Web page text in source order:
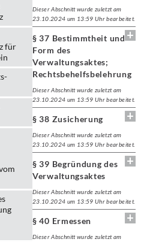
für
Dieser Abschnitt wurde zuletzt am
23.10.2024 um 13:59 Uhr bearbeitet.
§ 37 Bestimmtheit und
Form des
Verwaltungsaktes;
Rechtsbehelfsbelehrung
Dieser Abschnitt wurde zuletzt am
23.10.2024 um 13:59 Uhr bearbeitet.
§ 38 Zusicherung
Dieser Abschnitt wurde zuletzt am
23.10.2024 um 13:59 Uhr bearbeitet.
§ 39 Begründung des
Verwaltungsaktes
Dieser Abschnitt wurde zuletzt am
23.10.2024 um 13:59 Uhr bearbeitet.
§ 40 Ermessen
Dieser Abschnitt wurde zuletzt am